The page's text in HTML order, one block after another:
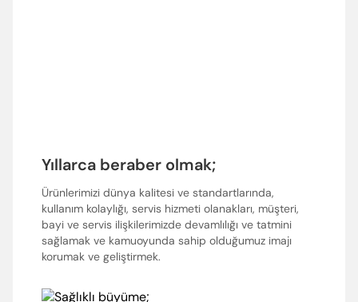
Yıllarca beraber olmak;
Ürünlerimizi dünya kalitesi ve standartlarında,
kullanım kolaylığı, servis hizmeti olanakları, müşteri,
bayi ve servis ilişkilerimizde devamlılığı ve tatmini
sağlamak ve kamuoyunda sahip olduğumuz imajı
korumak ve geliştirmek.